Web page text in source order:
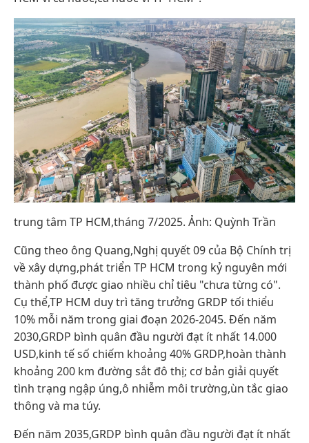
trung tâm TP HCM,tháng 7/2025. Ảnh: Quỳnh Trần
Cũng theo ông Quang,Nghị quyết 09 của Bộ Chính trị
về xây dựng,phát triển TP HCM trong kỷ nguyên mới
thành phố được giao nhiều chỉ tiêu "chưa từng có".
Cụ thể,TP HCM duy trì tăng trưởng GRDP tối thiểu
10% mỗi năm trong giai đoạn 2026-2045. Đến năm
2030,GRDP bình quân đầu người đạt ít nhất 14.000
USD,kinh tế số chiếm khoảng 40% GRDP,hoàn thành
khoảng 200 km đường sắt đô thị; cơ bản giải quyết
tình trạng ngập úng,ô nhiễm môi trường,ùn tắc giao
thông và ma túy.
Đến năm 2035,GRDP bình quân đầu người đạt ít nhất